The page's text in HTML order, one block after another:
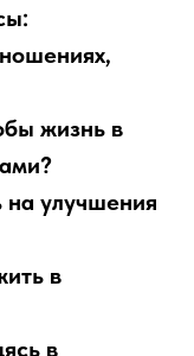
жизнь в
на улучшения
в
в